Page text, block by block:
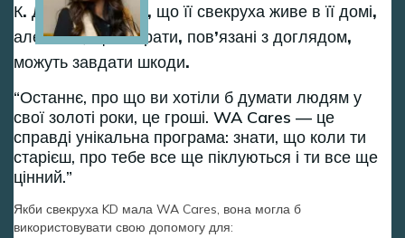
К. Д. вдячна за те, що її свекруха живе в її домі,
але каже, що витрати, пов’язані з доглядом,
можуть завдати шкоди.
Останнє, про що ви хотіли б думати людям у
свої золоті роки, це гроші. WA Cares — це
справді унікальна програма: знати, що коли ти
старієш, про тебе все ще піклуються і ти все ще
цінний.
Якби свекруха KD мала WA Cares, вона могла б
використовувати свою допомогу для: